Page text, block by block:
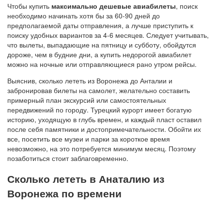
Чтобы купить максимально дешевые авиабилеты, поиск
необходимо начинать хотя бы за 60-90 дней до
предполагаемой даты отправления, а лучше приступить к
поиску удобных вариантов за 4-6 месяцев. Следует учитывать,
что вылеты, выпадающие на пятницу и субботу, обойдутся
дороже, чем в будние дни, а купить недорогой авиабилет
можно на ночные или отправляющиеся рано утром рейсы.
Выяснив, сколько лететь из Воронежа до Анталии и
забронировав билеты на самолет, желательно составить
примерный план экскурсий или самостоятельных
передвижений по городу. Турецкий курорт имеет богатую
историю, уходящую в глубь времен, и каждый пласт оставил
после себя памятники и достопримечательности. Обойти их
все, посетить все музеи и парки за короткое время
невозможно, на это потребуется минимум месяц. Поэтому
позаботиться стоит заблаговременно.
Сколько лететь в Анаталию из
Воронежа по времени